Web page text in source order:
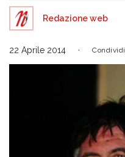
Redazione web
22 Aprile 2014 Condividi